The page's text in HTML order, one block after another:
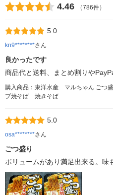
4.46 （786件）
5.0
kn9********さん
良かったです
商品代と送料、まとめ割りや
購入商品：東洋水産 マルちゃん ごつ
プ焼そば 焼きそば
5.0
osa********さん
ごつ盛り
ボリュームがあり満足出来る。味